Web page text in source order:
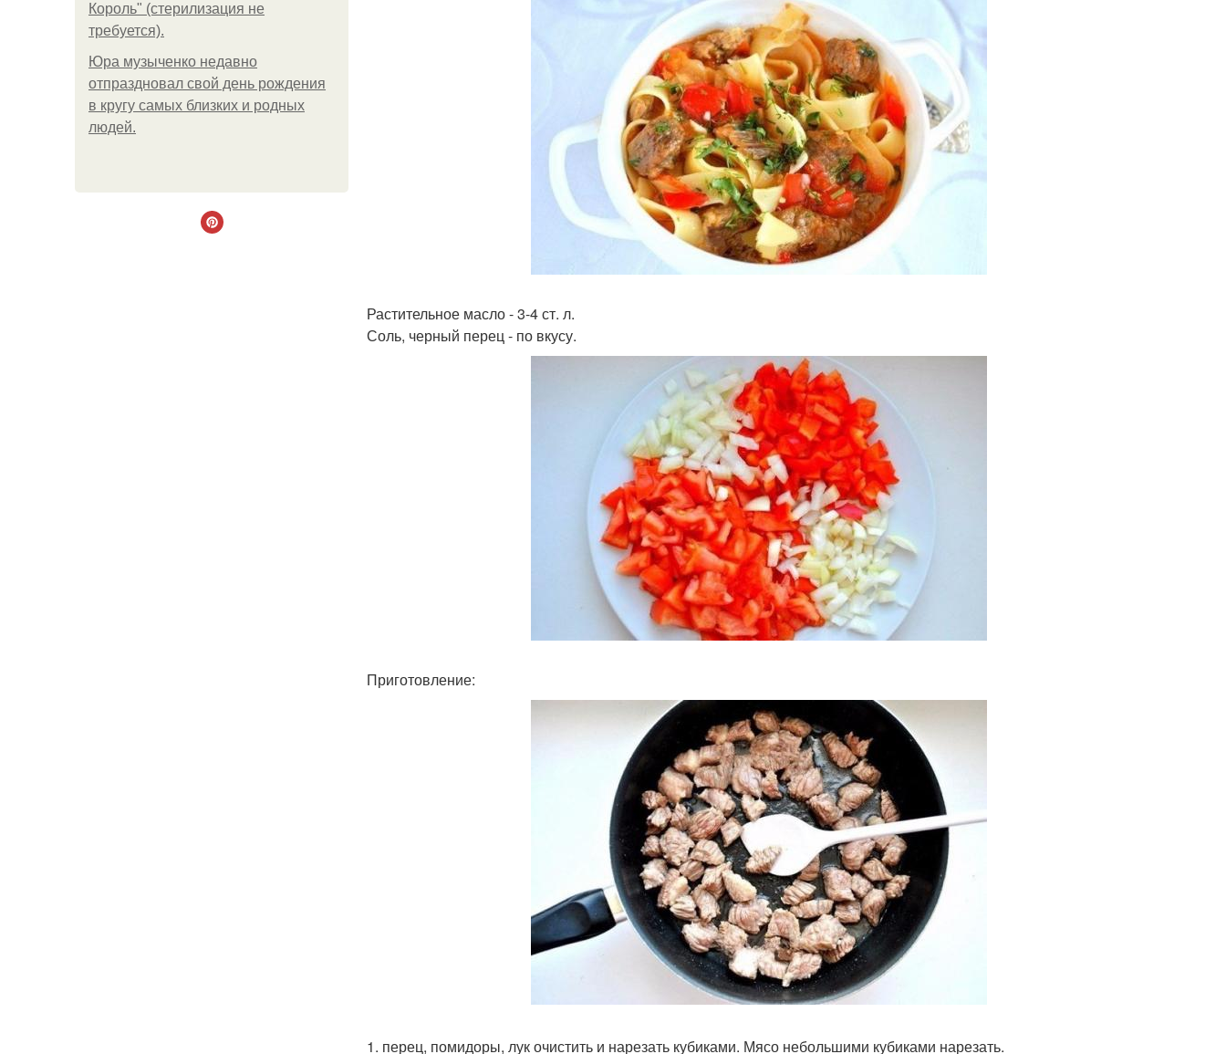
Король" (стерилизация не
требуется).
Юра музыченко недавно
отпраздновал свой день рождения
в кругу самых близких и родных
людей.
Растительное масло - 3-4 ст. л.
Соль, черный перец - по вкусу.
Приготовление:
1. перец, помидоры, лук очистить и нарезать кубиками. Мясо небольшими кубиками нарезать.